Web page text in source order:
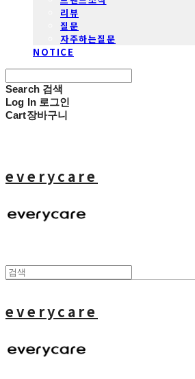
리뷰
질문
자주하는질문
NOTICE
Search 검색
Log In 로그인
Cart장바구니
everycare
everycare